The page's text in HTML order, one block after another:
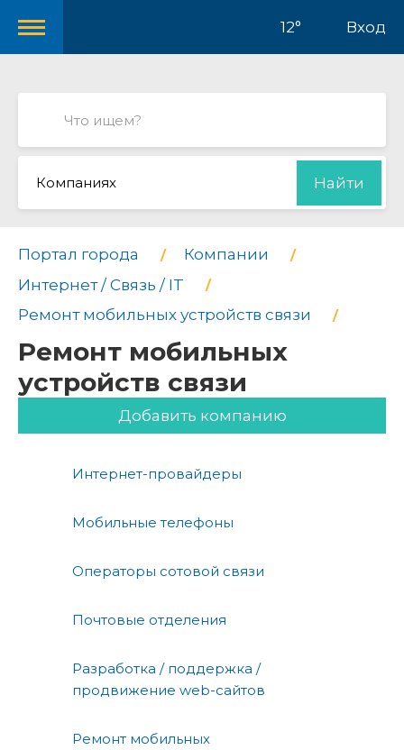
12° Вход
Компаниях Найти
Портал города
Компании
Интернет / Связь / IT
Ремонт мобильных устройств связи
Ремонт мобильных
устройств связи
Добавить компанию
Интернет-провайдеры
Мобильные телефоны
Операторы сотовой связи
Почтовые отделения
Разработка / поддержка /
продвижение web-сайтов
Ремонт мобильных